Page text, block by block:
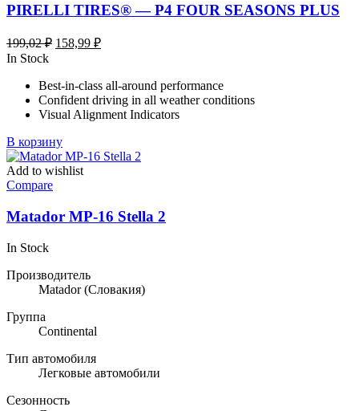
PIRELLI TIRES® — P4 FOUR SEASONS PLUS
199,02₽ Первоначальная
199,02 ₽.
158,99 ₽Текущая
In Stock
Best-in-class all-around performance
Confident driving in all weather conditions
Visual Alignment Indicators
В корзину
Add to wishlist
Compare
Matador MP-16 Stella 2
In Stock
Производитель
Matador(Словакия)
Группа
Continental
Тип автомобиля
Легковые автомобили
Сезонность